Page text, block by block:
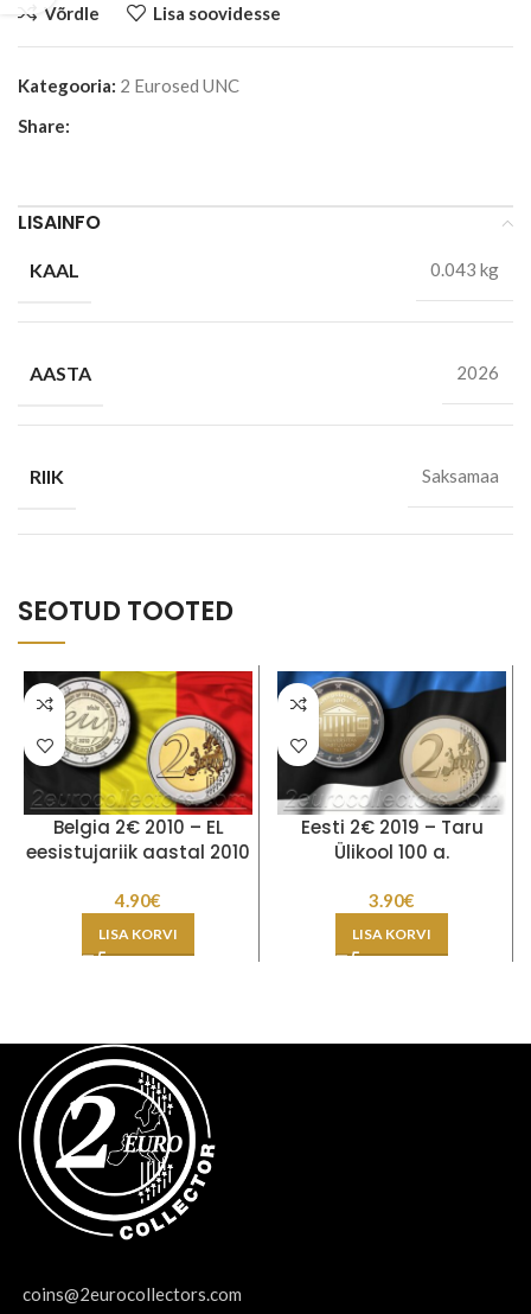
Võrdle Lisa soovidesse
Kategooria: 2 Eurosed UNC
Share:
LISAINFO
KAAL 0.043 kg
AASTA 2026
RIIK Saksamaa
SEOTUD TOOTED
Belgia 2€ 2010 – EL
eesistujariik aastal 2010
4.90€
LISA KORVI
Eesti 2€ 2019 – Taru
Ülikool 100 a.
3.90€
LISA KORVI
coins@2eurocollectors.com